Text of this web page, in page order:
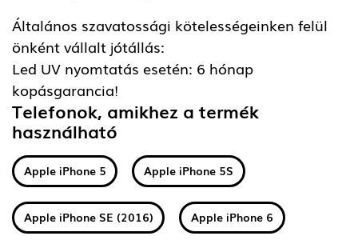
Általános szavatossági kötelességeinken felül
önként vállalt jótállás:
Led UV nyomtatás esetén: 6 hónap
kopásgarancia!
Telefonok, amikhez a termék
használható
Apple iPhone 5 Apple iPhone 5S
Apple iPhone SE (2016) Apple iPhone 6